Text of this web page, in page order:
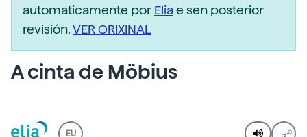
automaticamente porEliae sen posterior
revisión.VER ORIXINAL
A cinta de Möbius
EU